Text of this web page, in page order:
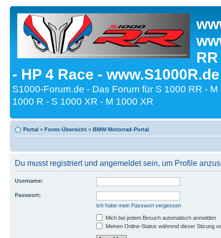
- HP 4 Race -
S1000-Forum.de - Das Forum für S 1000 RR -
1000 R - S 1000 XR - M 1000 XR
Portal » Foren-Übersicht » BMW-Motorrad-Portal
Du musst registriert und angemeldet sein, um Profile
Username:
Passwort:
Ich habe mein Passwort vergessen
Mich bei jedem Besuch automatisch anmelden
Meinen Online-Status während dieser Sitzung